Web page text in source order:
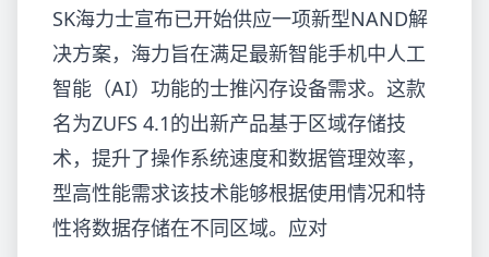
SK海力士宣布已开始供应一项新型NAND解
决方案，海力旨在满足最新智能手机中人工
智能（AI）功能的士推闪存设备需求。这款
名为ZUFS 4.1的出新产品基于区域存储技
术，提升了操作系统速度和数据管理效率，
型高性能需求该技术能够根据使用情况和特
性将数据存储在不同区域。应对